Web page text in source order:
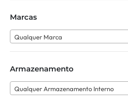
Marcas
Qualquer Marca
Armazenamento
Qualquer Armazenamento Interno